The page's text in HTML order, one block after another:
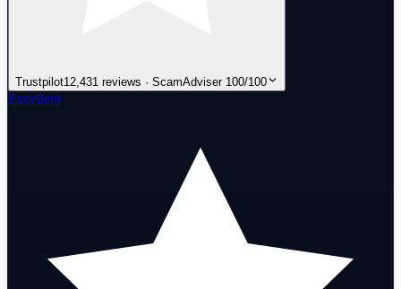
Trustpilot12,431 reviews · ScamAdviser 100/100
Excellent